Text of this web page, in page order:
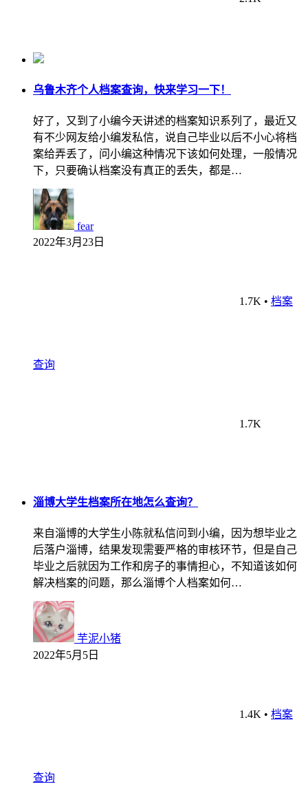
乌鲁木齐个人档案查询，快来学习一下！
好了，又到了小编今天讲述的档案知识系列了，最近又
有不少网友给小编发私信，说自己毕业以后不小心将档
案给弄丢了，问小编这种情况下该如何处理，一般情况
下，只要确认档案没有真正的丢失，都是…
fear
2022年3月23日
1.7K • 档案
查询
1.7K
淄博大学生档案所在地怎么查询？
来自淄博的大学生小陈就私信问到小编，因为想毕业之
后落户淄博，结果发现需要严格的审核环节，但是自己
毕业之后就因为工作和房子的事情担心，不知道该如何
解决档案的问题，那么淄博个人档案如何…
芋泥小猪
2022年5月5日
1.4K • 档案
查询